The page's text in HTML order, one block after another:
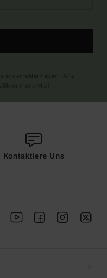
Kontaktiere Uns